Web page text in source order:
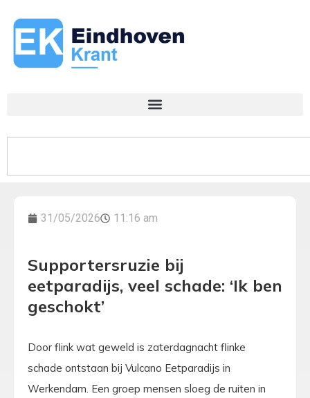
31/05/2026 11:16 am
Supportersruzie bij
eetparadijs, veel schade: ‘Ik ben
geschokt’
Door flink wat geweld is zaterdagnacht flinke
schade ontstaan bij Vulcano Eetparadijs in
Werkendam. Een groep mensen sloeg de ruiten in